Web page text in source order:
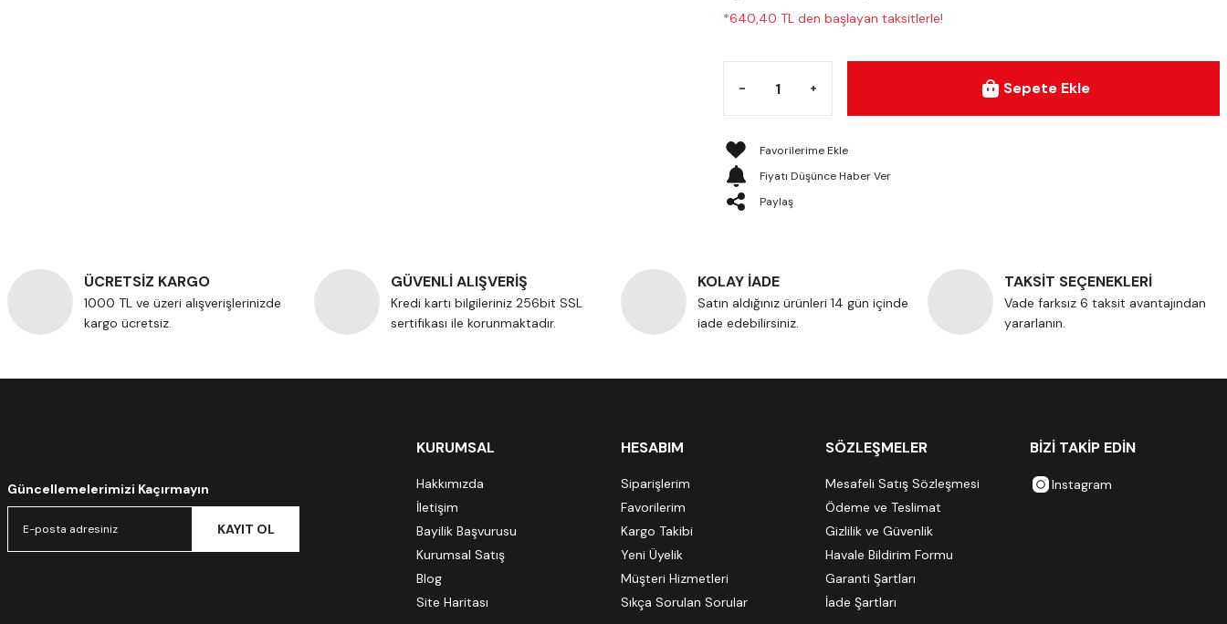
*640,40 TL den başlayan taksitlerle!
Sepete Ekle
Fiyatı Düşünce Haber Ver
Paylaş
ÜCRETSİZ KARGO
1000 TL ve üzeri alışverişlerinizde
kargo ücretsiz.
GÜVENLİ ALIŞVERİŞ
Kredi kartı bilgileriniz 256bit SSL
sertifikası ile korunmaktadır.
KOLAY İADE
Satın aldığınız ürünleri 14 gün içinde
iade edebilirsiniz.
TAKSİT SEÇENEKLERİ
Vade farksız 6 taksit avantajından
yararlanın.
Güncellemelerimizi Kaçırmayın
KAYIT OL
KURUMSAL
Hakkımızda
İletişim
Bayilik Başvurusu
Kurumsal Satış
Blog
Site Haritası
HESABIM
Siparişlerim
Favorilerim
Kargo Takibi
Yeni Üyelik
Müşteri Hizmetleri
Sıkça Sorulan Sorular
SÖZLEŞMELER
Mesafeli Satış Sözleşmesi
Ödeme ve Teslimat
Gizlilik ve Güvenlik
Havale Bildirim Formu
Garanti Şartları
İade Şartları
BİZİ TAKİP EDİN
Instagram